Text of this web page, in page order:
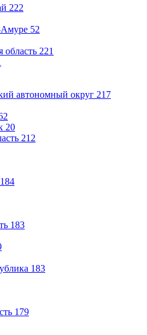
222
Амуре 52
область 221
автономный округ 217
20
212
184
183
183
179